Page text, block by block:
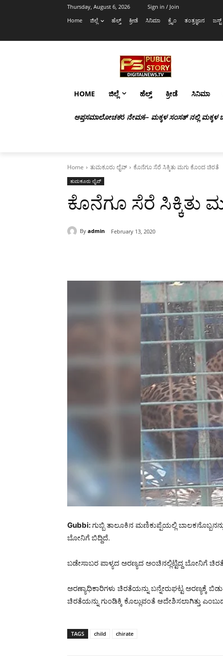
Thursday, August 6, 2026
Sign in / Join
Home
ಜಿಲ್ಲೆ ಹೆಲ್ತ್ ಕ್ರೀಡೆ ಸಿನಿಮಾ ಕ್ರೈಂ ತಂತ್ರಜ್ಞಾನ
HOME ಜಿಲ್ಲೆ ಹೆಲ್ತ್ ಕ್ರೀಡೆ ಸಿನಿಮಾ
ಆಪ್ತಸಮಾಲೋಚಕರ ನೇಮಕ– ಮಕ್ಕಳ ಸಂಸತ್ ನಲ್ಲಿ ಮಕ್ಕಳ
Home ತುಮಕೂರು ಲೈವ್ ಕೊನೆಗೂ ಸೆರೆ ಸಿಕ್ಕಿತು ಮಗು ಕೊಂದ ಚಿರತೆ
ತುಮಕೂರು ಲೈವ್
ಕೊನೆಗೂ ಸೆರೆ ಸಿಕ್ಕಿತು
By admin February 13, 2020
Gubbi: ಗುಬ್ಬಿ ತಾಲೂಕಿನ ಮಣಿಕುಪ್ಪೆಯಲ್ಲಿ
ಬೋನಿಗೆ ಬಿದ್ದಿದೆ.
ಬಡೇಸಾಬರ ಪಾಳ್ಯದ ಅರಣ್ಯದ ಅಂಚಿನಲ್ಲಿಟ್ಟಿದ್ದ ಬೋನಿಗೆ
ಅರಣ್ಯಾಧಿಕಾರಿಗಳು ಚಿರತೆಯನ್ನು ಬನ್ನೇರುಘಟ್ಟ ಅರಣ್ಯಕ್ಕೆ
ಚಿರತೆಯನ್ನು ಗುಂಡಿಕ್ಕಿ ಕೊಲ್ಲುವಂತೆ ಆದೇಶಿಸಲಾಗಿತ್ತು
TAGS child chirate